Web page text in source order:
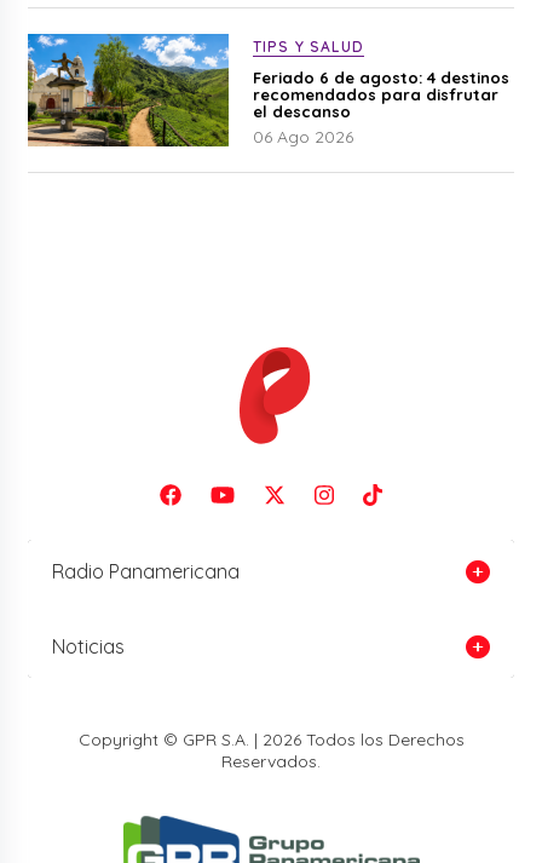
TIPS Y SALUD
Feriado 6 de agosto: 4 destinos
recomendados para disfrutar
el descanso
06 Ago 2026
Radio Panamericana
Noticias
Copyright © GPR S.A. | 2026 Todos los Derechos
Reservados.